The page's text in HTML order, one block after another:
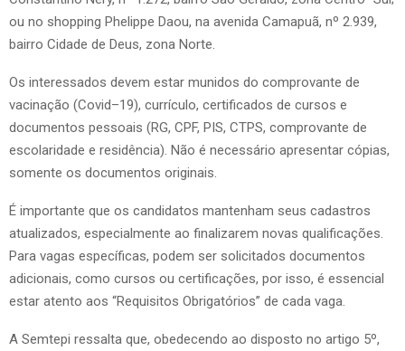
ou no shopping Phelippe Daou, na avenida Camapuã, nº 2.939,
bairro Cidade de Deus, zona Norte.
Os interessados devem estar munidos do comprovante de
vacinação (Covid–19), currículo, certificados de cursos e
documentos pessoais (RG, CPF, PIS, CTPS, comprovante de
escolaridade e residência). Não é necessário apresentar cópias,
somente os documentos originais.
É importante que os candidatos mantenham seus cadastros
atualizados, especialmente ao finalizarem novas qualificações.
Para vagas específicas, podem ser solicitados documentos
adicionais, como cursos ou certificações, por isso, é essencial
estar atento aos “Requisitos Obrigatórios” de cada vaga.
A Semtepi ressalta que, obedecendo ao disposto no artigo 5º,